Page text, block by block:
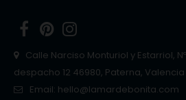
FacebookPinterest
Calle Narciso Monturiol y Estarriol,
despacho 12 46980, Paterna, Valencia
Email: hello@lamardebonita.com